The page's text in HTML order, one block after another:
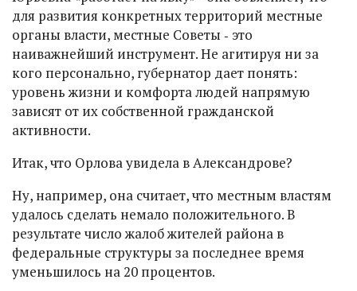
для развития конкретных территорий местные
органы власти, местные Советы ‑ это
наиважнейший инструмент. Не агитируя ни за
кого персонально, губернатор дает понять:
уровень жизни и комфорта людей напрямую
зависят от их собственной гражданской
активности.
Итак, что Орлова увидела в Александрове?
Ну, например, она считает, что местным властям
удалось сделать немало положительного. В
результате число жалоб жителей района в
федеральные структуры за последнее время
уменьшилось на 20 процентов.